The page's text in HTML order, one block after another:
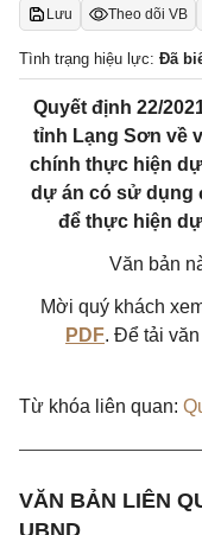
Lưu Theo dõi VB
Tình trạng hiệu lực: Đã
Quyết định 22/
tỉnh Lạng Sơn về
chính thực hiện
dự án có sử dụng
để thực hiện
Văn bản
Mời quý khách
PDF. Để tải
Từ khóa liên quan:
VĂN BẢN LIÊN
UBND